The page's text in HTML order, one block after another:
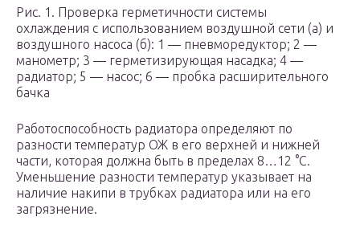
Рис. 1. Проверка герметичности системы
охлаждения с использованием воздушной сети (а) и
воздушного насоса (б): 1 — пневморедуктор; 2 —
манометр; 3 — герметизирующая насадка; 4 —
радиатор; 5 — насос; 6 — пробка расширительного
бачка
Работоспособность радиатора определяют по
разности температур ОЖ в его верхней и нижней
части, которая должна быть в пределах 8…12 °С.
Уменьшение разности температур указывает на
наличие накипи в трубках радиатора или на его
загрязнение.